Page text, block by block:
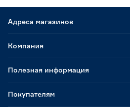
Адреса магазинов
Компания
Полезная информация
Покупателям